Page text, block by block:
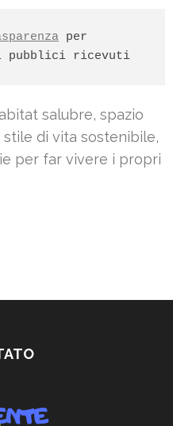
per
pubblici ricevuti
salubre, spazio
di vita sostenibile,
per far vivere i propri